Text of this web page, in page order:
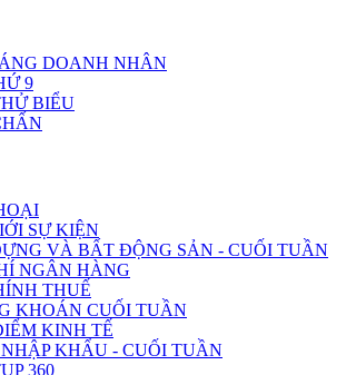
DOANH NHÂN
9
BIỂU
SỰ KIỆN
VÀ BẤT ĐỘNG SẢN - CUỐI TUẦN
NGÂN HÀNG
THUẾ
KHOÁN CUỐI TUẦN
KINH TẾ
KHẨU - CUỐI TUẦN
360